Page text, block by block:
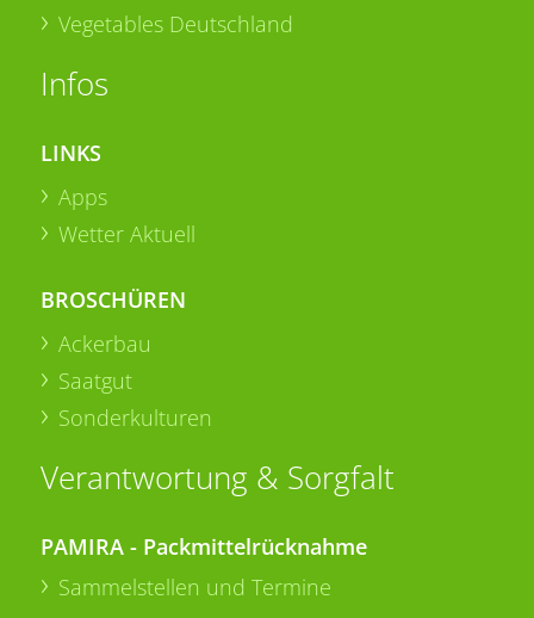
Vegetables Deutschland
Infos
LINKS
Apps
Wetter Aktuell
BROSCHÜREN
Ackerbau
Saatgut
Sonderkulturen
Verantwortung & Sorgfalt
PAMIRA - Packmittelrücknahme
Sammelstellen und Termine